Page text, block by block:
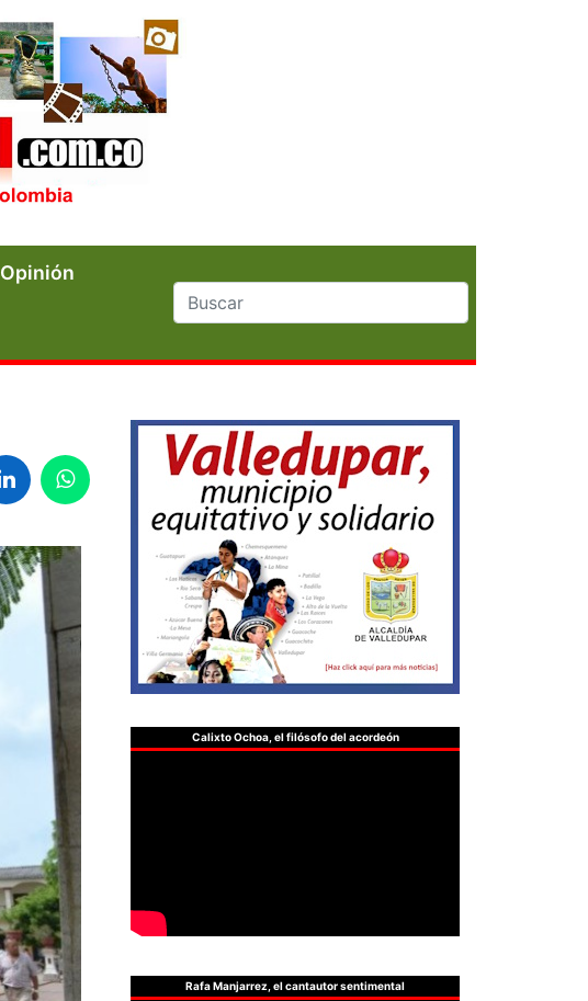
Opinión
Calixto Ochoa, el filósofo del acordeón
Rafa Manjarrez, el cantautor sentimental